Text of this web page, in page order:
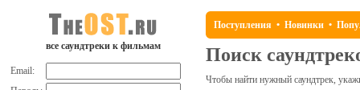
все саундтреки к фильмам
Email:
Поступления • Новинки •
Поиск
Чтобы найти нужный саундтрек,